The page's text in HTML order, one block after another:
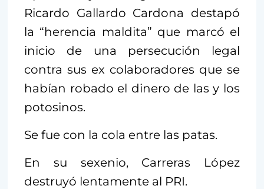
Ricardo Gallardo Cardona destapó
la “herencia maldita” que marcó el
inicio de una persecución legal
contra sus ex colaboradores que se
habían robado el dinero de las y los
potosinos.
Se fue con la cola entre las patas.
En su sexenio, Carreras López
destruyó lentamente al PRI.